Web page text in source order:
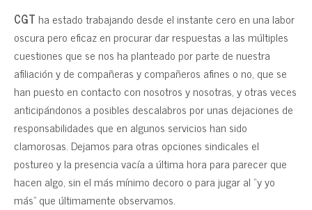
CGT ha estado trabajando desde el instante cero en una labor
oscura pero eficaz en procurar dar respuestas a las múltiples
cuestiones que se nos ha planteado por parte de nuestra
afiliación y de compañeras y compañeros afines o no, que se
han puesto en contacto con nosotros y nosotras, y otras veces
anticipándonos a posibles descalabros por unas dejaciones de
responsabilidades que en algunos servicios han sido
clamorosas. Dejamos para otras opciones sindicales el
postureo y la presencia vacía a última hora para parecer que
hacen algo, sin el más mínimo decoro o para jugar al “y yo
más” que últimamente observamos.